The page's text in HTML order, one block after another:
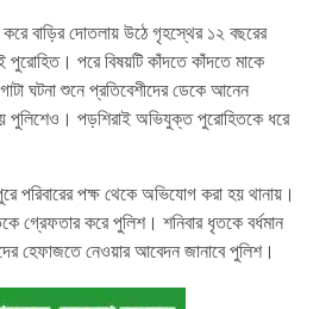
বাড়ির দোতলায় উঠে গৃহস্থের ১২ বছরের
পুরোহিত। পরে বিষয়টি কাঁদতে কাঁদতে মাকে
ঘটনা শুনে প্রতিবেশীদের ডেকে আনেন
পুলিশেও। পড়শিরাই অভিযুক্ত পুরোহিতকে ধরে
পরিবারের পক্ষ থেকে অভিযোগ করা হয় থানায়।
গ্রেফতার করে পুলিশ। শনিবার ধৃতকে বর্ধমান
হেফাজতে নেওয়ার আবেদন জানাবে পুলিশ।